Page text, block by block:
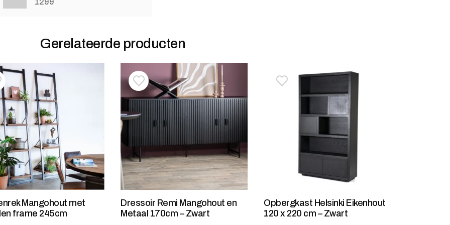
1299
Gerelateerde producten
aan verlanglijstje
van verlanglijst
Mangohout met
frame 245cm
Toevoegen aan verlanglijstje
Verwijderen van verlanglijst
Dressoir Remi Mangohout en
Metaal 170cm – Zwart
Toevoegen aan verlanglijstje
Verwijderen van verlanglijst
Opbergkast Helsinki Eikenhout
120 x 220 cm – Zwart